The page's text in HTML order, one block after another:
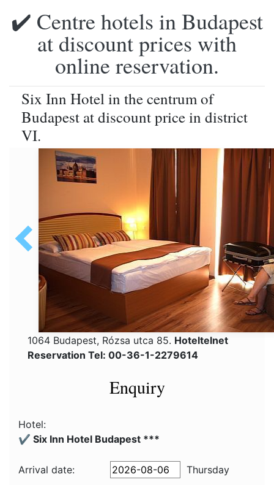
✔️ Centre hotels in Budapest
at discount prices with
online reservation.
Six Inn Hotel in the centrum of
Budapest at discount price in district
VI.
1064 Budapest, Rózsa utca 85. Hoteltelnet
Reservation Tel: 00-36-1-2279614
Enquiry
Hotel:
✔️ Six Inn Hotel Budapest ***
Arrival date: Thursday